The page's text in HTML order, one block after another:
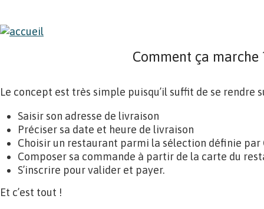
Comment ça marche
Le concept est très simple puisqu’il suffit de se rendre
Saisir son adresse de livraison
Préciser sa date et heure de livraison
Choisir un restaurant parmi la sélection définie par
Composer sa commande à partir de la carte du
S’inscrire pour valider et payer.
Et c’est tout !